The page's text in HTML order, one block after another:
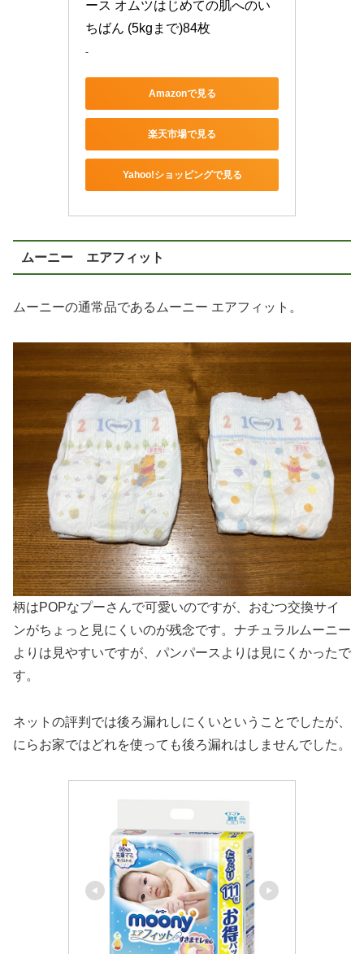
ース オムツはじめての肌へのい
ちばん (5kgまで)84枚
-
Amazonで見る
楽天市場で見る
Yahoo!ショッピングで見る
ムーニー エアフィット
ムーニーの通常品であるムーニー エアフィット。
柄はPOPなプーさんで可愛いのですが、おむつ交換サイ
ンがちょっと見にくいのが残念です。ナチュラルムーニー
よりは見やすいですが、パンパースよりは見にくかったで
す。
ネットの評判では後ろ漏れしにくいということでしたが、
にらお家ではどれを使っても後ろ漏れはしませんでした。